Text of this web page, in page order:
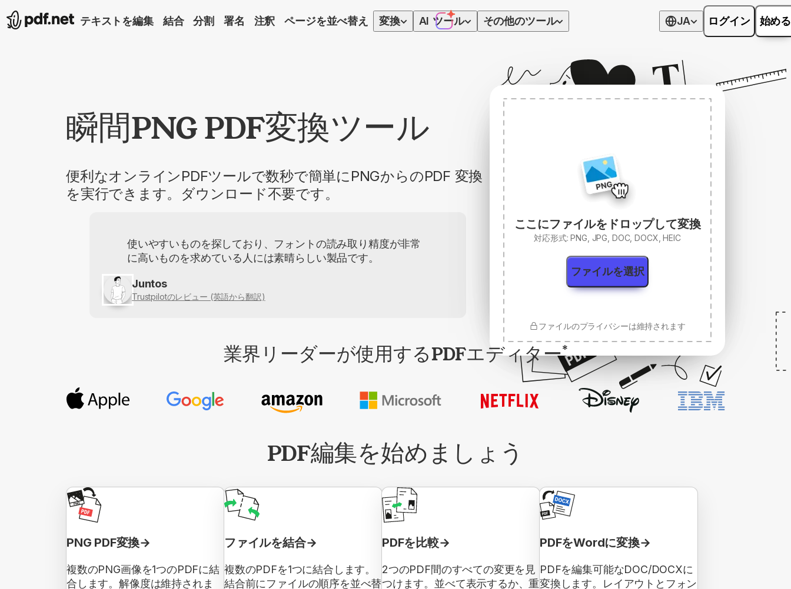
テキストを編集 結合 分割 署名 注釈 ページを並べ替え 変換 AI ツール その他のツール JA ログイン 始める
瞬間PNG PDF変換ツール
便利なオンラインPDFツールで数秒で簡単にPNGからのPDF 変換
を実行できます。ダウンロード不要です。
使いやすいものを探しており、フォントの読み取り精度が非常
に高いものを求めている人には素晴らしい製品です。
Juntos
Trustpilotのレビュー (英語から翻訳)
ここにファイルをドロップして変換
対応形式: PNG, JPG, DOC, DOCX, HEIC
ファイルを選択
ファイルのプライバシーは維持されます
業界リーダーが使用するPDFエディター*
PDF編集を始めましょう
PNG PDF変換
複数のPNG画像を1つのPDFに結
合します。解像度は維持されま
ファイルを結合
複数のPDFを1つに結合します。
結合前にファイルの順序を並べ替
PDFを比較
2つのPDF間のすべての変更を見
つけます。並べて表示するか、重
PDFをWordに変換
PDFを編集可能なDOC/DOCXに
変換します。レイアウトとフォン